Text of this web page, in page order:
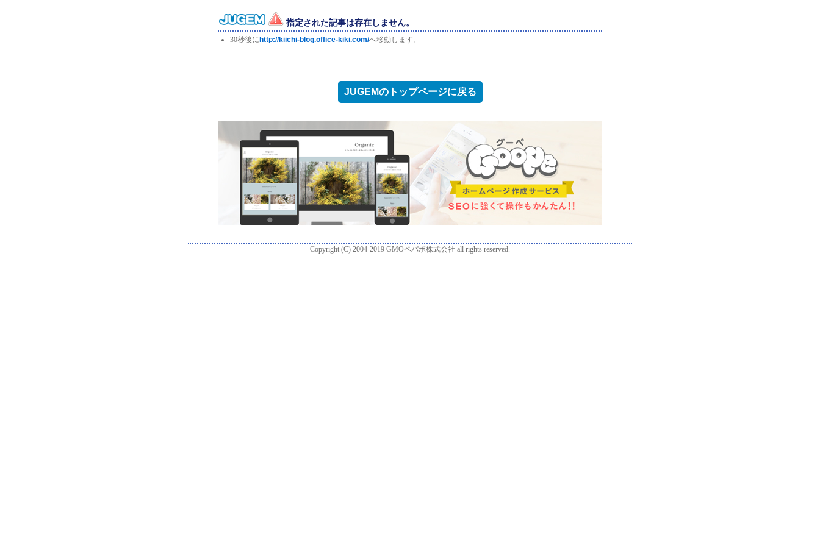
指定された記事は存在しません。
30秒後に http://kiichi-blog.office-kiki.com/へ移動します。
JUGEMのトップページに戻る
Copyright (C) 2004-2019 GMOペパボ株式会社 all rights reserved.